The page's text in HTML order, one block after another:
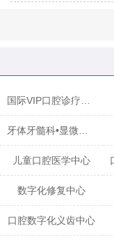
儿童口腔医学中心
数字化修复中心
口腔数字化义齿中心